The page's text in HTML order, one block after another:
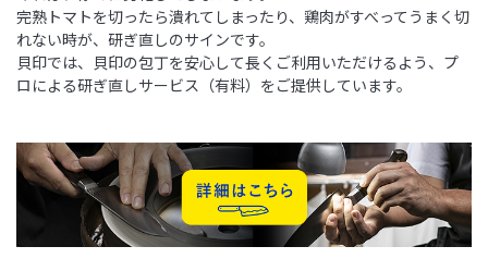
完熟トマトを切ったら潰れてしまったり、鶏肉がすべってうまく切
れない時が、研ぎ直しのサインです。
貝印では、貝印の包丁を安心して長くご利用いただけるよう、プ
ロによる研ぎ直しサービス（有料）をご提供しています。